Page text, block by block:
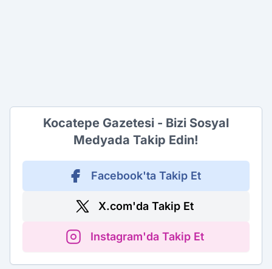
Kocatepe Gazetesi - Bizi Sosyal
Medyada Takip Edin!
Facebook'ta Takip Et
X.com'da Takip Et
Instagram'da Takip Et